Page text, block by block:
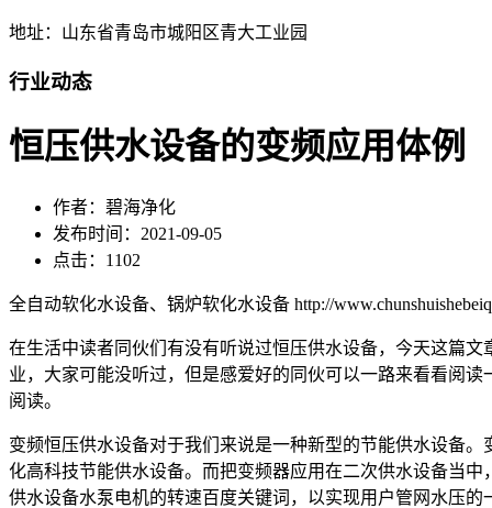
地址：山东省青岛市城阳区青大工业园
行业动态
恒压供水设备的变频应用体例
作者：碧海净化
发布时间：2021-09-05
点击：1102
全自动软化水设备、锅炉软化水设备 http://
在生活中读者同伙们有没有听说过恒压供水设备，今天这篇
业，大家可能没听过，但是感爱好的同伙可以一路来看看阅
阅读。
变频恒压供水设备对于我们来说是一种新型的节能供水设备
化高科技节能供水设备。而把变频器应用在二次供水设备当
供水设备水泵电机的转速百度关键词，以实现用户管网水压